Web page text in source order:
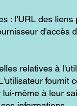
: l'URL des liens
d'accès
relatives à
fournit
même à leur